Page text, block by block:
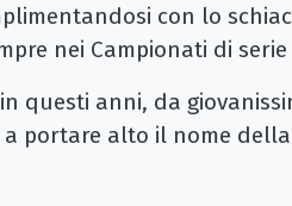
con lo
nei Campionati di serie
questi anni, da
portare alto il nome